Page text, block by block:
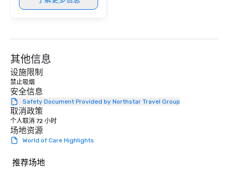
其他信息
设施限制
禁止吸烟
安全信息
Safety Document Provided by Northstar Travel Group
取消政策
个人取消 72 小时
场地资源
World of Care Highlights
推荐场地